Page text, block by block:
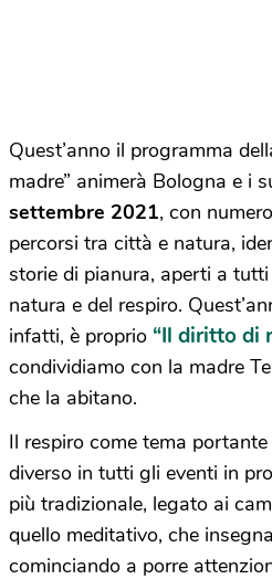
Quest’anno il programma
madre” animerà Bologna e i
settembre 2021, con
percorsi tra città e natura,
storie di pianura, aperti a tutti
natura e del respiro.
infatti, è proprio “Il diritto di
condividiamo con la madre
che la abitano.
Il respiro come tema
diverso in tutti gli eventi in
più tradizionale, legato ai
quello meditativo, che
cominciando a porre